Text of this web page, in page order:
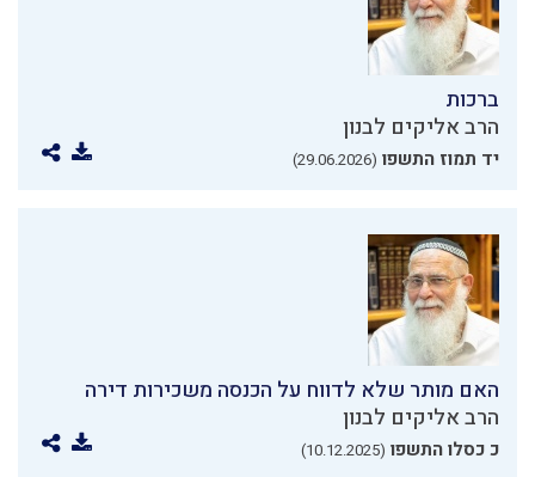
ברכות
הרב אליקים לבנון
יד תמוז התשפו (29.06.2026)
האם מותר שלא לדווח על הכנסה משכירות דירה
הרב אליקים לבנון
כ כסלו התשפו (10.12.2025)